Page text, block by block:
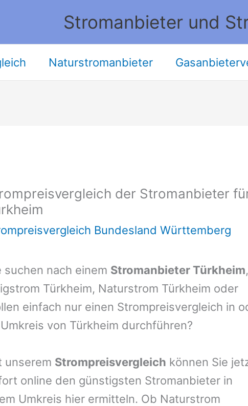
Stromanbieter und
Naturstromanbieter
der Stromanbieter
Bundesland Württemberg
suchen nach einem Stromanbieter Türkheim,
Türkheim, Naturstrom Türkheim oder
einfach nur einen Strompreisvergleich in
von Türkheim durchführen?
unserem Strompreisvergleich können Sie
online den günstigsten Stromanbieter in
Umkreis hier ermitteln. Ob Naturstrom